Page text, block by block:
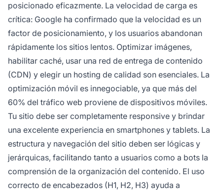
posicionado eficazmente. La velocidad de carga es
crítica: Google ha confirmado que la velocidad es un
factor de posicionamiento, y los usuarios abandonan
rápidamente los sitios lentos. Optimizar imágenes,
habilitar caché, usar una red de entrega de contenido
(CDN) y elegir un hosting de calidad son esenciales. La
optimización móvil es innegociable, ya que más del
60% del tráfico web proviene de dispositivos móviles.
Tu sitio debe ser completamente responsive y brindar
una excelente experiencia en smartphones y tablets. La
estructura y navegación del sitio deben ser lógicas y
jerárquicas, facilitando tanto a usuarios como a bots la
comprensión de la organización del contenido. El uso
correcto de encabezados (H1, H2, H3) ayuda a